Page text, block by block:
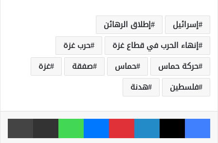
إسرائيل
إطلاق الرهائن
إنهاء الحرب في قطاع غزة
حرب غزة
حركة حماس
حماس صفقة
غزة
فلسطين
هدنة
فيسبوك ‫X لينكدإن بينتيريست ماسنجر واتساب مشاركة عبر البريد